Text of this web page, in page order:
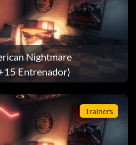
Nightmare
Entrenador)
Trainers